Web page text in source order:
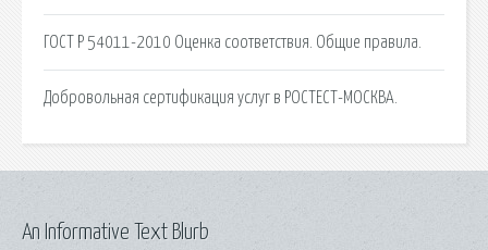
ГОСТ Р 54011-2010 Оценка соответствия. Общие правила.
Добровольная сертификация услуг в РОСТЕСТ-МОСКВА.
An Informative Text Blurb